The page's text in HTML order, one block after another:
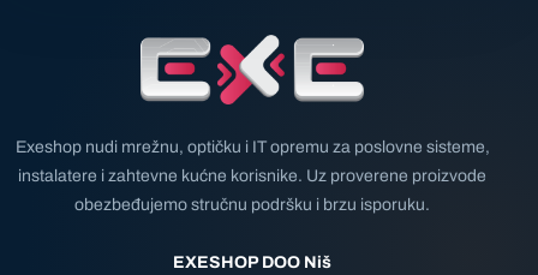
Exeshop nudi mrežnu, optičku i IT opremu za poslovne sisteme,
instalatere i zahtevne kućne korisnike. Uz proverene proizvode
obezbeđujemo stručnu podršku i brzu isporuku.
EXESHOP DOO Niš